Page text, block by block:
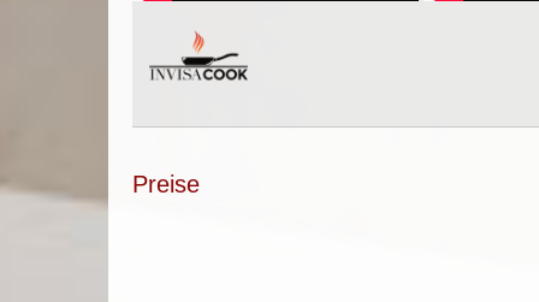
Preise